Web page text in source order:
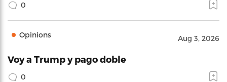
0
Opinions Aug 3, 2026
Voy a Trump y pago doble
0